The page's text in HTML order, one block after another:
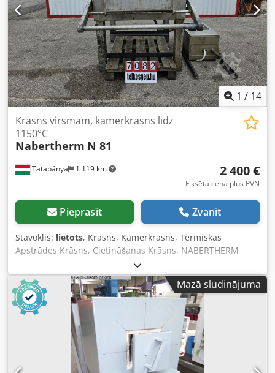
veikalu un apskatiet citus mūsu piedāvājumus. Norādītie
uzņēmumu nosaukumi un preču zīmes ir to īpašnieku
īpašums un tiek izmantoti tikai produktu identificēšanai un
aprakstīšanai. Atšķirības no tehniskajiem datiem, kā arī
kļūdas preces aprakstā var rasties, un mēs paturam
tiesības veikt izmaiņas.
1 / 14
Tatabánya 1 119 km
Krāsns virsmām, kamerkrāsns līdz
1150°C
Nabertherm N 81
2 400 €
Fiksēta cena plus PVN
Pieprasīt Zvanīt
Stāvoklis: lietots, Krāsns, Kamerkrāsns, Termiskās
Apstrādes Krāsns, Cietināšanas Krāsns, NABERTHERM
Profesionālā Rūpnieciskā Kamerkrāsns – 1150°C, Lietota
Iekārta Ražotājs Nabertherm (Ražots Rietumvācijā) Cjdjzc
Ihajpfx Agporf Modelis N81 Sērijas numurs 72019
Ražošanas gads 1988 Preces numurs 7082 Tehniskie dati
Maksimālā temperatūra: 1150°C Jauda: 18 kW Tīkla
pieslēgums: 380 V, 3N~ (trīsfāžu rūpnieciskais pieslēgums,
50 Hz) Strāvas patēriņš: 27 A Krāsns durvju atvērums: 500
× 250 mm Kopējie izmēri Platums: 1200 mm Dziļums: 1800
mm Augstums: 1750 mm
Mazā sludinājuma